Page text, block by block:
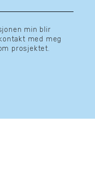
min blir
med meg
prosjektet.